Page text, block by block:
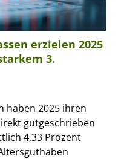
erzielen 2025
3.
haben 2025 ihren
gutgeschrieben
4,33 Prozent